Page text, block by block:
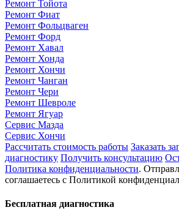
Ремонт Тойота
Ремонт Фиат
Ремонт Фольцваген
Ремонт Форд
Ремонт Хавал
Ремонт Хонда
Ремонт Хончи
Ремонт Чанган
Ремонт Чери
Ремонт Шевроле
Ремонт Ягуар
Сервис Мазда
Сервис Хончи
Рассчитать стоимость работы Заказать
диагностику Получить консультацию
Политика конфиденциальности.
соглашаетесь с Политикой
Бесплатная диагностика